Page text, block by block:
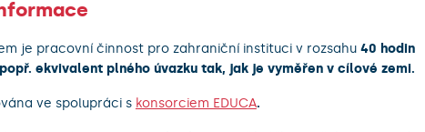
je pracovní činnost pro zahraniční instituci v rozsahu 40 hodin
ekvivalent plného úvazku tak, jak je vyměřen v cílové zemi.
ve spolupráci s konsorciem EDUCA.